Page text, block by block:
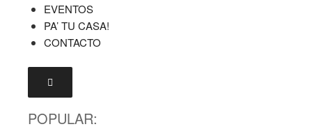
EVENTOS
PA’ TU CASA!
CONTACTO
Menú conmutador hamburguesa
POPULAR: